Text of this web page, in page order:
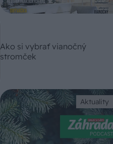
Ako si vybrať vianočný
stromček
Aktuality